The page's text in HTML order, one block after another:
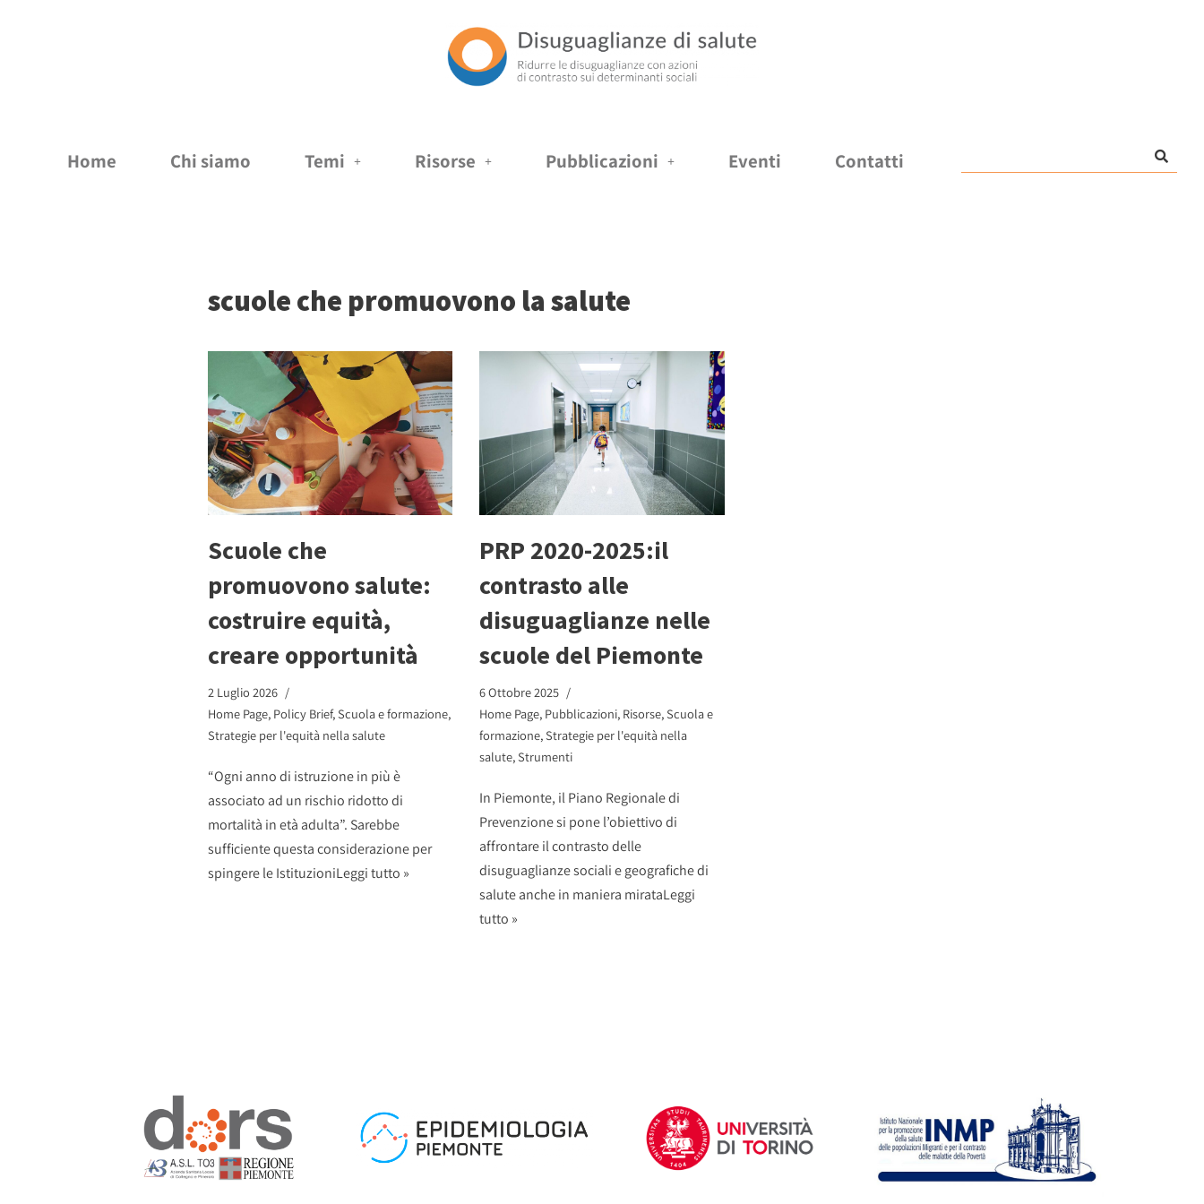
Home Chi siamo Temi Risorse Pubblicazioni Eventi Contatti
scuole che promuovono la salute
Scuole che
promuovono salute:
costruire equità,
creare opportunità
2 Luglio 2026
Home Page, Policy Brief,Scuola e formazione,
Strategie per l'equità nella salute
“Ogni anno di istruzione in più è
associato ad un rischio ridotto di
mortalità in età adulta”. Sarebbe
sufficiente questa considerazione per
spingere le IstituzioniLeggi tutto »
PRP 2020-2025:il
contrasto alle
disuguaglianze nelle
scuole del Piemonte
6 Ottobre 2025
Home Page, Pubblicazioni, Risorse,Scuola e
formazione,Strategie per l'equità nella
salute,Strumenti
In Piemonte, il Piano Regionale di
Prevenzione si pone l’obiettivo di
affrontare il contrasto delle
disuguaglianze sociali e geografiche di
salute anche in maniera mirataLeggi
tutto »